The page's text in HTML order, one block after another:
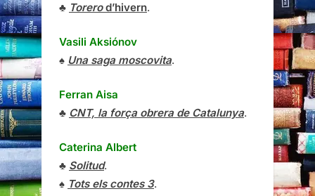
♣ Torerod’hivern.
Vasili Aksiónov
♠ Una saga moscovita.
Ferran Aisa
♣ CNT, la força obrera de Catalunya.
Caterina Albert
♣ Solitud.
♠ Tots els contes 3.